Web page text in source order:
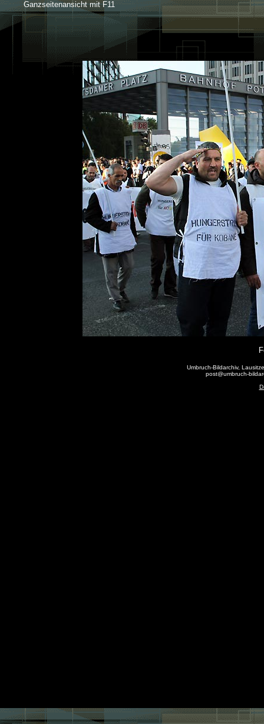
Ganzseitenansicht mit F11
Umbruch-Bildarchiv,
post@umbruch-